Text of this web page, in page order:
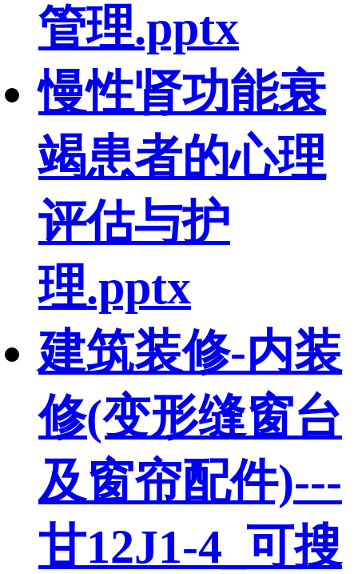
管理.pptx
慢性肾功能衰
竭患者的心理
评估与护
理.pptx
建筑装修-内装
修(变形缝窗台
及窗帘配件)---
甘12J1-4_可搜